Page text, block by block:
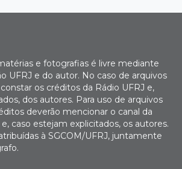
e fotografias é livre mediante
UFRJ e do autor. No caso de arquivos
os créditos da Rádio UFRJ e,
dos autores. Para uso de arquivos
deverão mencionar o canal da
caso estejam explicitados, os autores.
à SGCOM/UFRJ, juntamente